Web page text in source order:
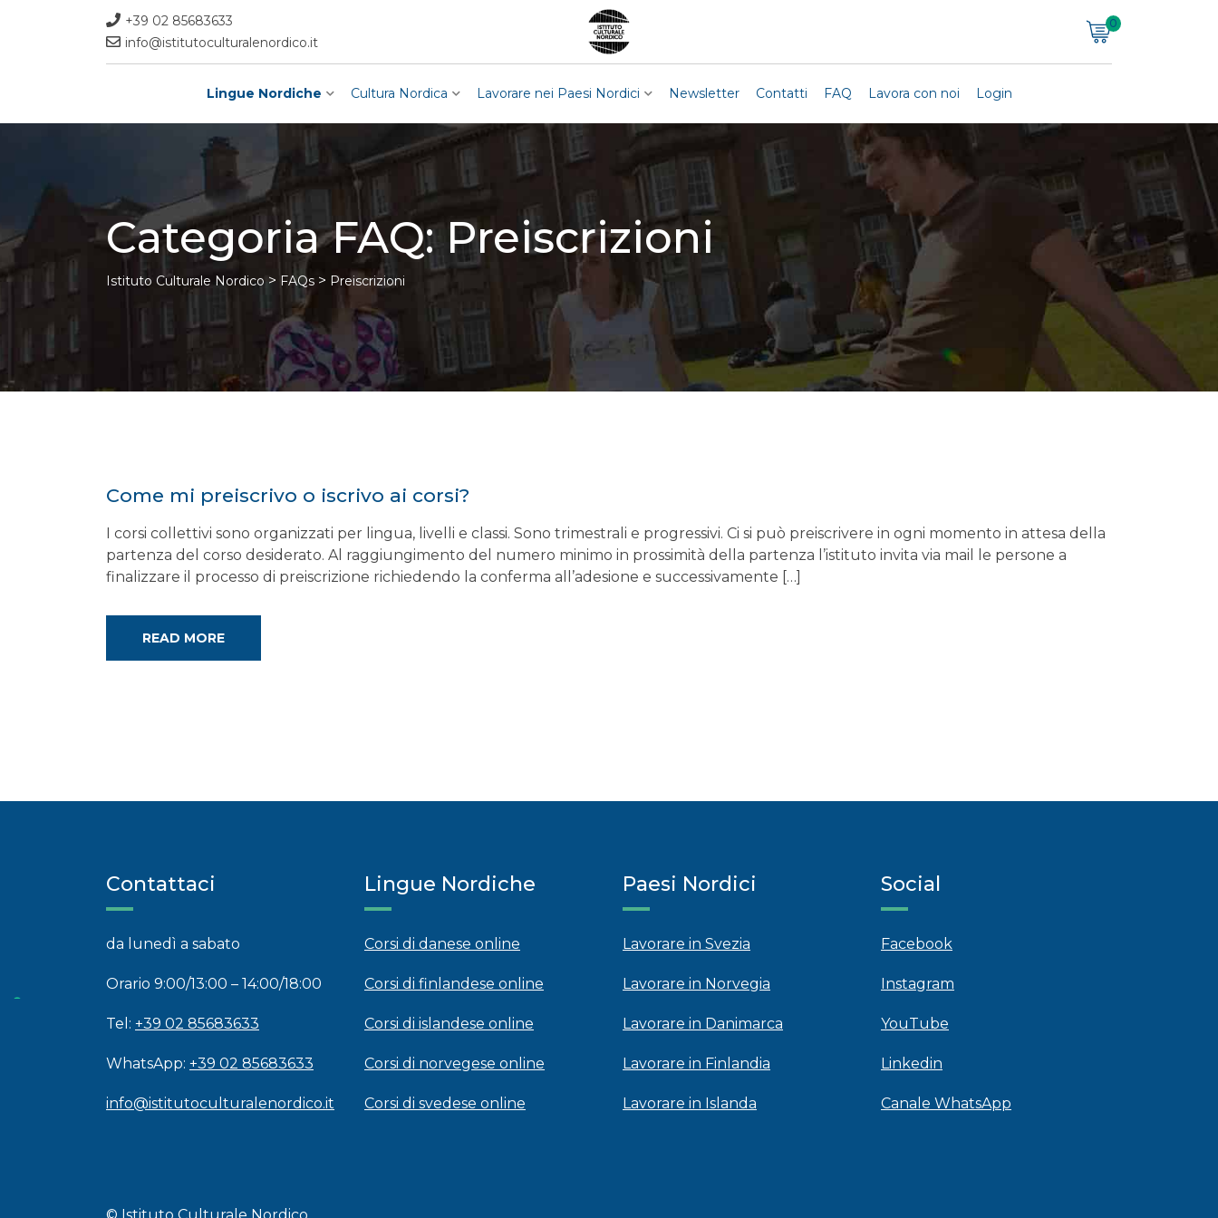
+39 02 85683633
info@istitutoculturalenordico.it
0
Lingue Nordiche Cultura Nordica Lavorare nei Paesi Nordici Newsletter Contatti FAQ Lavora con noi Login
Categoria FAQ:Preiscrizioni
Istituto Culturale Nordico> FAQs > Preiscrizioni
Come mi preiscrivo o iscrivo ai corsi?
I corsi collettivi sono organizzati per lingua, livelli e classi. Sono trimestrali e progressivi. Ci si può preiscrivere in ogni momento in attesa della
partenza del corso desiderato. Al raggiungimento del numero minimo in prossimità della partenza l’istituto invita via mail le persone a
finalizzare il processo di preiscrizione richiedendo la conferma all’adesione e successivamente […]
READ MORE
Contattaci
da lunedì a sabato
Orario 9:00/13:00 – 14:00/18:00
Tel: +39 02 85683633
WhatsApp: +39 02 85683633
info@istitutoculturalenordico.it
Lingue Nordiche
Corsi di danese online
Corsi di finlandese online
Corsi di islandese online
Corsi di norvegese online
Corsi di svedese online
Paesi Nordici
Lavorare in Svezia
Lavorare in Norvegia
Lavorare in Danimarca
Lavorare in Finlandia
Lavorare in Islanda
Social
Facebook
Instagram
YouTube
Linkedin
Canale WhatsApp